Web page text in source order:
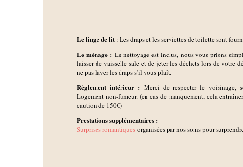
Le linge de lit : Les draps et les serviettes de toilette sont
Le ménage : Le nettoyage est inclus, nous vous prions
laisser de vaisselle sale et de jeter les déchets lors de votre
ne pas laver les draps s’il vous plaît.
Règlement intérieur : Merci de respecter le voisinage,
Logement non-fumeur. (en cas de manquement, cela
caution de 150€)
Prestations supplémentaires :
Surprises romantiques organisées par nos soins pour